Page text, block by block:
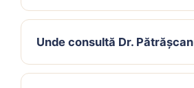
Unde consultă Dr.